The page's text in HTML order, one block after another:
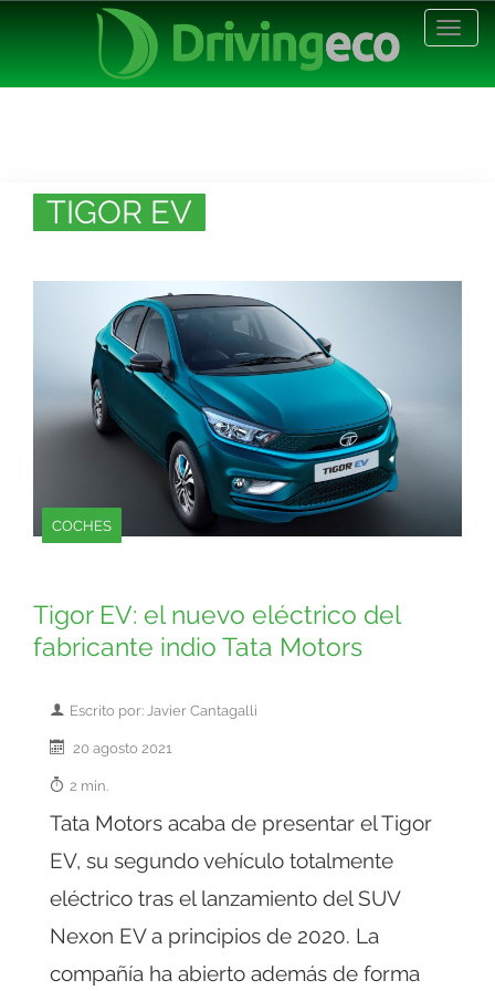
TIGOR EV
COCHES
Tigor EV: el nuevo eléctrico del
fabricante indio Tata Motors
Escrito por: Javier Cantagalli
20 agosto 2021
2 min.
Tata Motors acaba de presentar el Tigor
EV, su segundo vehículo totalmente
eléctrico tras el lanzamiento del SUV
Nexon EV a principios de 2020. La
compañía ha abierto además de forma